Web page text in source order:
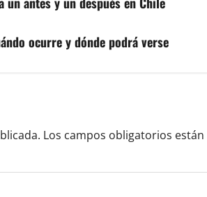
ocurre y dónde podrá verse
Los campos obligatorios